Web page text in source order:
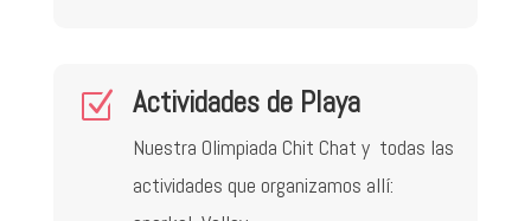
Z Actividades de Playa
Nuestra Olimpiada Chit Chat y todas las
actividades que organizamos allí: